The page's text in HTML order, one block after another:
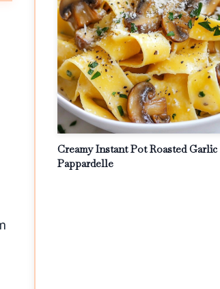
Creamy Instant Pot Roasted
Pappardelle